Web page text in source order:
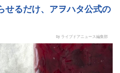
せるだけ、アヲハタ公式の
by ライブドアニュース編集部